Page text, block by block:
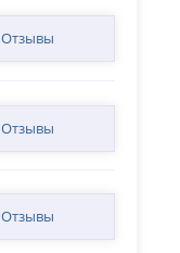
Отзывы
Отзывы
Отзывы